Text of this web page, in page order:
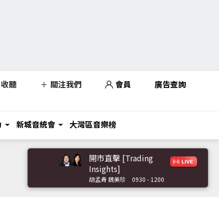
收聽 關注我們 會員 廣告查詢
新城音統會 大灣區音樂榜
開市直擊 [Trading
Insights]
胡孟青 魏美珍 0930 - 1200